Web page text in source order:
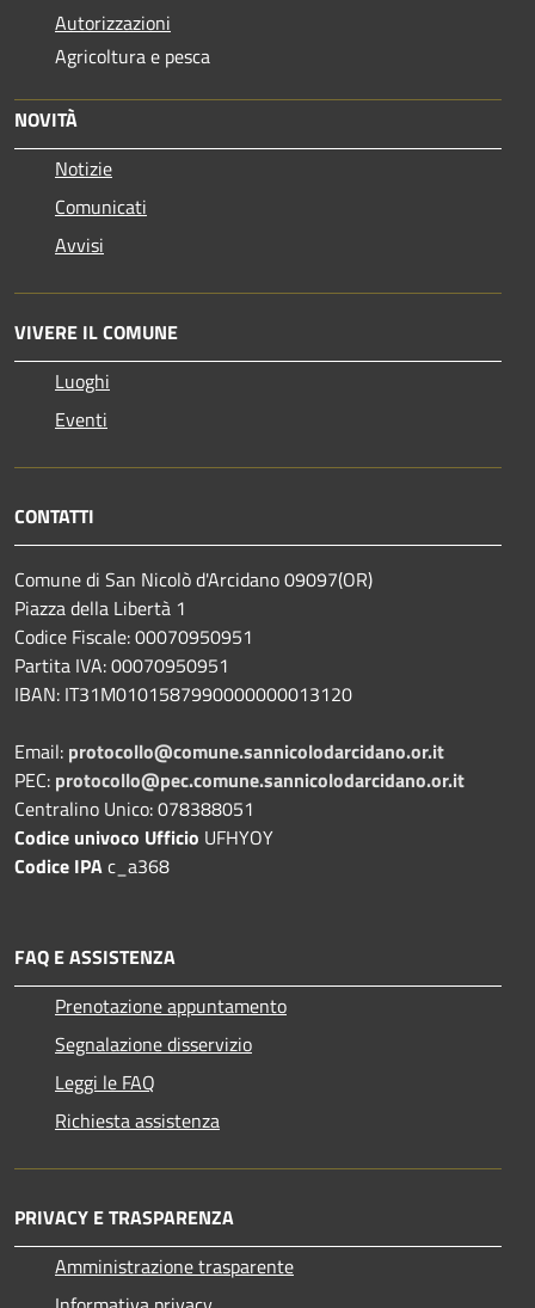
Autorizzazioni
Agricoltura e pesca
NOVITÀ
Notizie
Comunicati
Avvisi
VIVERE IL COMUNE
Luoghi
Eventi
CONTATTI
Comune di San Nicolò d'Arcidano 09097(OR)
Piazza della Libertà 1
Codice Fiscale: 00070950951
Partita IVA: 00070950951
IBAN: IT31M0101587990000000013120
Email: protocollo@comune.sannicolodarcidano.or.it
PEC: protocollo@pec.comune.sannicolodarcidano.or.it
Centralino Unico: 078388051
Codice univoco Ufficio UFHYOY
Codice IPAc_a368
FAQ E ASSISTENZA
Prenotazione appuntamento
Segnalazione disservizio
Leggi le FAQ
Richiesta assistenza
PRIVACY E TRASPARENZA
Amministrazione trasparente